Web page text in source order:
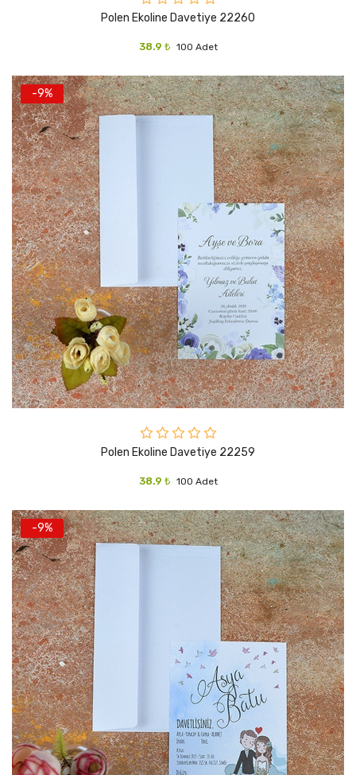
Polen Ekoline Davetiye 22260
38.9 ₺ 100 Adet
-9%
Polen Ekoline Davetiye 22259
38.9 ₺ 100 Adet
-9%